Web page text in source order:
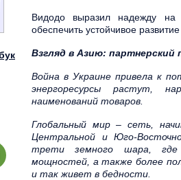
Видодо выразил надежду
обеспечить устойчивое
Взгляд в Азию: партнерский
Война в Украине привела к
энергоресурсы растут,
наименований товаров.
Глобальный мир – сеть,
Центральной и Юго-
трети земного шара, где
мощностей, а также более
и так живет в бедности.